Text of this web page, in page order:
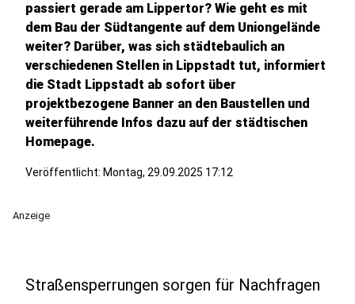
passiert gerade am Lippertor? Wie geht es mit
dem Bau der Südtangente auf dem Uniongelände
weiter? Darüber, was sich städtebaulich an
verschiedenen Stellen in Lippstadt tut, informiert
die Stadt Lippstadt ab sofort über
projektbezogene Banner an den Baustellen und
weiterführende Infos dazu auf der städtischen
Homepage.
Veröffentlicht: Montag, 29.09.2025 17:12
Anzeige
Straßensperrungen sorgen für Nachfragen